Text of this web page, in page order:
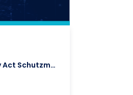
Gramm-Leach-Bliley Act Schutzmaßnahmen-Regel